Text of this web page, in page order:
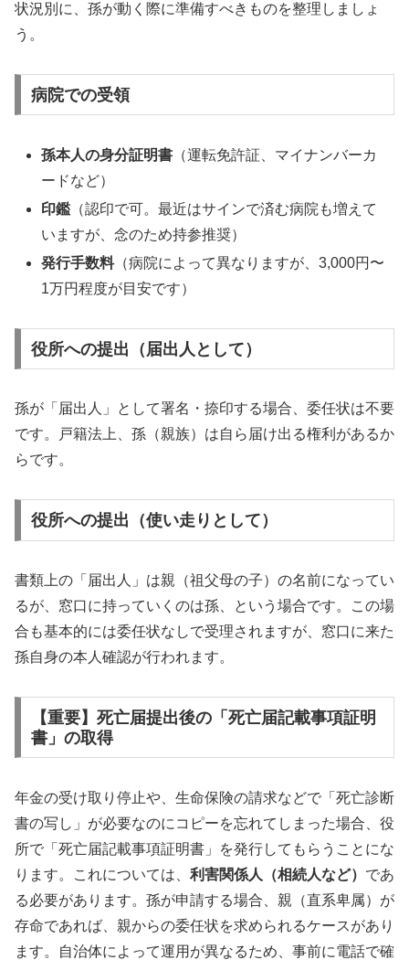
状況別に、孫が動く際に準備すべきものを整理しましょ
う。
病院での受領
孫本人の身分証明書 （運転免許証、マイナンバーカ
ードなど）
印鑑 （認印で可。最近はサインで済む病院も増えて
いますが、念のため持参推奨）
発行手数料（病院によって異なりますが、3,000円〜
1万円程度が目安です）
役所への提出（届出人として）
孫が「届出人」として署名・捺印する場合、委任状は不要
です。戸籍法上、孫（親族）は自ら届け出る権利があるか
らです。
役所への提出（使い走りとして）
書類上の「届出人」は親（祖父母の子）の名前になってい
るが、窓口に持っていくのは孫、という場合です。この場
合も基本的には委任状なしで受理されますが、窓口に来た
孫自身の本人確認が行われます。
【重要】死亡届提出後の「死亡届記載事項証明
書」の取得
年金の受け取り停止や、生命保険の請求などで「死亡診断
書の写し」が必要なのにコピーを忘れてしまった場合、役
所で「死亡届記載事項証明書」を発行してもらうことにな
ります。これについては、 利害関係人（相続人など） であ
る必要があります。孫が申請する場合、親（直系卑属）が
存命であれば、親からの委任状を求められるケースがあり
ます。自治体によって運用が異なるため、事前に電話で確